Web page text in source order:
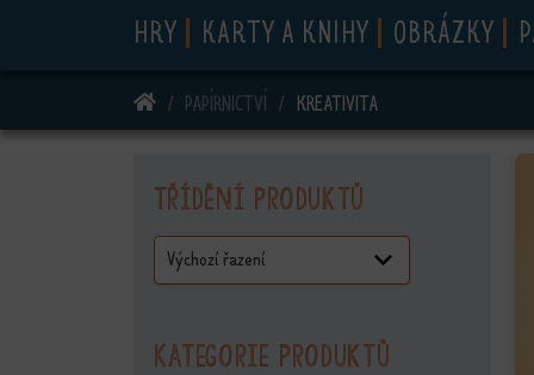
HRY KARTY A KNIHY OBRÁZKY
DOMŮPAPÍRNICTVÍ KREATIVITA
Třídění produktů
Kategorie produktů